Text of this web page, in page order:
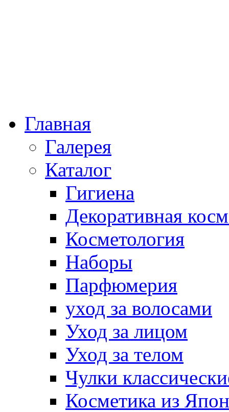
Главная
Галерея
Каталог
Гигиена
Декоративная
Косметология
Наборы
Парфюмерия
уход за волосами
Уход за лицом
Уход за телом
Чулки
Косметика из